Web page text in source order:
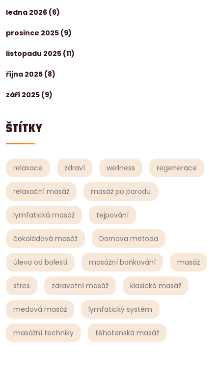
ledna 2026 (6)
prosince 2025 (9)
listopadu 2025 (11)
října 2025 (8)
září 2025 (9)
ŠTÍTKY
relaxace zdraví wellness regenerace
relaxační masáž masáž po porodu
lymfatická masáž tejpování
čokoládová masáž Dornova metoda
úleva od bolesti masážní baňkování masáž
stres zdravotní masáž klasická masáž
medová masáž lymfatický systém
masážní techniky těhotenská masáž